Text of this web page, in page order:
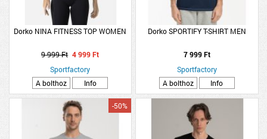
Dorko NINA FITNESS TOP WOMEN
9 999 Ft 4 999 Ft
Sportfactory
A bolthoz
Info
Dorko SPORTIFY T-SHIRT MEN
7 999 Ft
Sportfactory
A bolthoz
Info
-50%